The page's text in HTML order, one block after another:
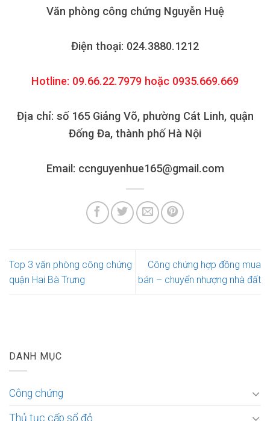
Văn phòng công chứng Nguyễn Huệ
Điện thoại: 024.3880.1212
Hotline: 09.66.22.7979 hoặc 0935.669.669
Địa chỉ: số 165 Giảng Võ, phường Cát Linh, quận
Đống Đa, thành phố Hà Nội
Email: ccnguyenhue165@gmail.com
Top 3 văn phòng công chứng
quận Hai Bà Trưng
Công chứng hợp đồng mua
bán – chuyển nhượng nhà đất
DANH MỤC
Công chứng
Thủ tục cấp sổ đỏ